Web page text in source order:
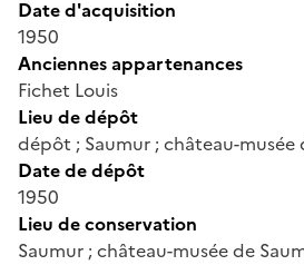
Date d'acquisition
1950
Anciennes appartenances
Fichet Louis
Lieu de dépôt
dépôt ; Saumur ; château-musée
Date de dépôt
1950
Lieu de conservation
Saumur ; château-musée de